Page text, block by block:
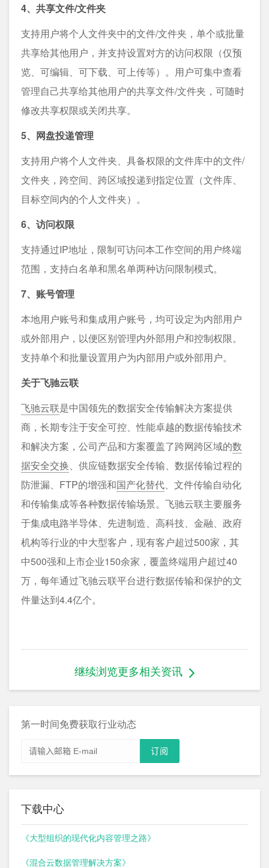
4、共享文件/文件夹
支持用户将个人文件夹中的文件/文件夹，单个或批量
共享给其他用户，并支持设置对方的访问权限（仅预
览、可编辑、可下载、可上传等）。用户可集中查看
管理自己共享给其他用户的共享文件/文件夹，可随时
修改共享权限或关闭共享。
5、网盘投递管理
支持用户将个人文件夹、具备权限的文件库中的文件/
文件夹，跨空间、跨区域投递到指定位置（文件库、
目标空间内的个人文件夹）。
6、访问权限
支持通过IP地址，限制可访问本工作空间的用户终端
范围，支持白名单和黑名单两种访问限制模式。
7、账号管理
本地用户账号和集成用户账号，均可设定为内部用户
或外部用户，以便区别管理内外部用户和控制权限。
支持单个和批量设置用户为内部用户或外部用户。
关于飞驰云联
飞驰云联是中国领先的数据安全传输解决方案提供
商，长期专注于安全可控、性能卓越的数据传输技术
和解决方案，公司产品和方案覆盖了跨网跨区域的数
据安全交换、供应链数据安全传输、数据传输过程的
防泄漏、FTP的增强和国产化替代、文件传输自动化
和传输集成等各种数据传输场景。飞驰云联主要服务
于集成电路半导体、先进制造、高科技、金融、政府
机构等行业的中大型客户，现有客户超过500家，其
中500强和上市企业150余家，覆盖终端用户超过40
万，每年通过飞驰云联平台进行数据传输和保护的文
件量达到4.4亿个。
继续浏览更多相关资讯
第一时间免费获取行业动态
下载中心
《大型组织的现代化内容管理之路》
《混合云数据管理解决方案》